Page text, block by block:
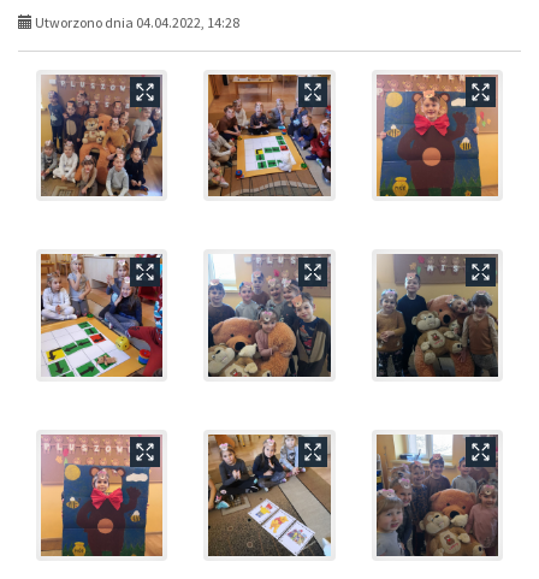
Utworzono dnia 04.04.2022, 14:28